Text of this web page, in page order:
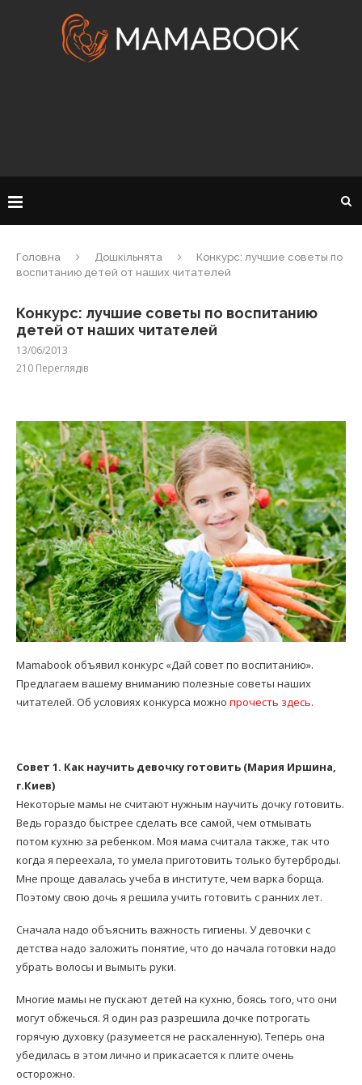
Головна Дошкільнята
Конкурс: лучшие советы по
воспитанию детей от наших читателей
Конкурс: лучшие советы по воспитанию
детей от наших читателей
13/06/2013
210 Переглядів
Mamabook объявил конкурс «Дай совет по воспитанию».
Предлагаем вашему вниманию полезные советы наших
читателей. Об условиях конкурса можно прочесть здесь.
Совет 1. Как научить девочку готовить (Мария Иршина,
г.Киев)
Некоторые мамы не считают нужным научить дочку готовить.
Ведь гораздо быстрее сделать все самой, чем отмывать
потом кухню за ребенком. Моя мама считала также, так что
когда я переехала, то умела приготовить только бутерброды.
Мне проще давалась учеба в институте, чем варка борща.
Поэтому свою дочь я решила учить готовить с ранних лет.
Сначала надо объяснить важность гигиены. У девочки с
детства надо заложить понятие, что до начала готовки надо
убрать волосы и вымыть руки.
Многие мамы не пускают детей на кухню, боясь того, что они
могут обжечься. Я один раз разрешила дочке потрогать
горячую духовку (разумеется не раскаленную). Теперь она
убедилась в этом лично и прикасается к плите очень
осторожно.